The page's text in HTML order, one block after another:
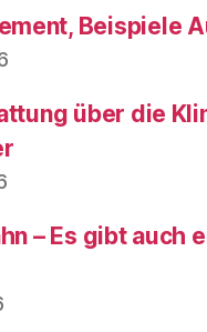
Beispiele
über die
– Es gibt auch